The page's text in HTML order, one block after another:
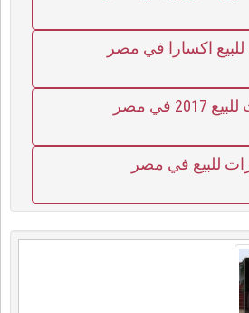
اكسارا في مصر
في مصر
للبيع في مصر